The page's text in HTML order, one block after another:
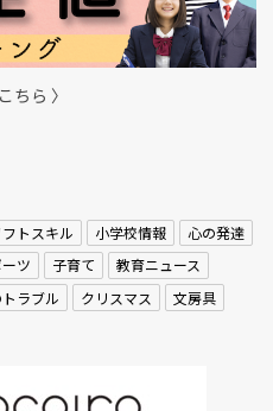
ちら 〉
トスキル 小学校情報
心の発達
ツ 子育て
教育ニュース
ラブル クリスマス
文房具